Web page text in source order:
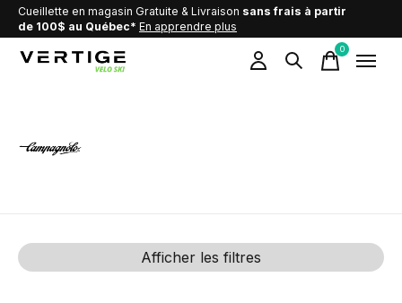
Cueillette en magasin Gratuite & Livraison sans frais à partir
de 100$ au Québec* En apprendre plus
0items
Campagnolo
Afficher les filtres